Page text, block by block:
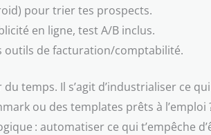
pour trier tes prospects.
en ligne, test A/B inclus.
outils de facturation/comptabilité.
du temps. Il s’agit d’industrialiser
ou des templates prêts à l’emploi
: automatiser ce qui t’empêche